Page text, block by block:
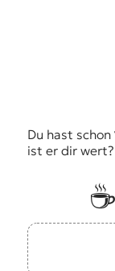
Du hast schon
ist er dir
☕️